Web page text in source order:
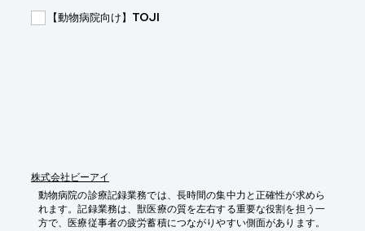
【導入の効果】
【動物病院向け】TOJI
株式会社ビーアイ
動物病院の診療記録業務では、長時間の集中力と正確性が求めら
れます。記録業務は、獣医療の質を左右する重要な役割を担う一
方で、医療従事者の疲労蓄積につながりやすい側面があります。